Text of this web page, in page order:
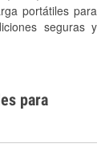
portátiles para
seguras y
para